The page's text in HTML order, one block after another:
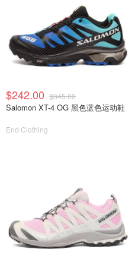
$242.00 $345.00
Salomon XT-4 OG 黑色蓝色运动鞋
End Clothing